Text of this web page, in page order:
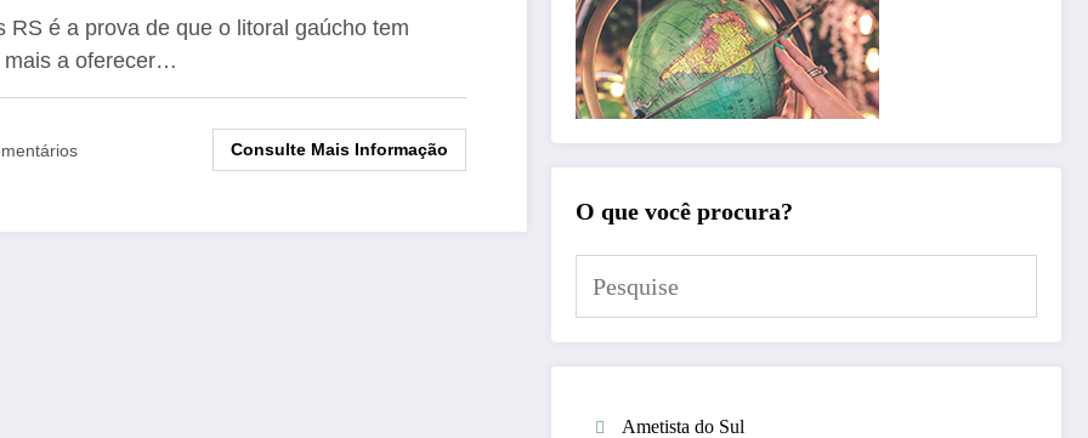
2026
RS é a prova de que o litoral gaúcho tem
mais a oferecer…
Consulte Mais Informação
O que você procura?
Ametista do Sul